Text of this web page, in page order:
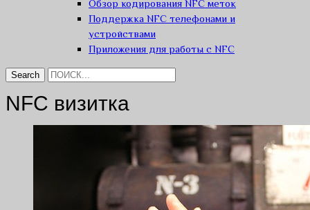
Обзор кодирования NFC меток
Поддержка NFC телефонами и
устройствами
Приложения для работы с NFC
NFC визитка